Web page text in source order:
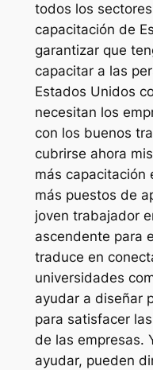
todos los
capacitación de
garantizar que
capacitar a las
Estados Unidos
necesitan los
con los buenos
cubrirse ahora
más capacitación
más puestos de
joven trabajador
ascendente para
traduce en
universidades
ayudar a diseñar
para satisfacer
de las empresas.
ayudar, pueden